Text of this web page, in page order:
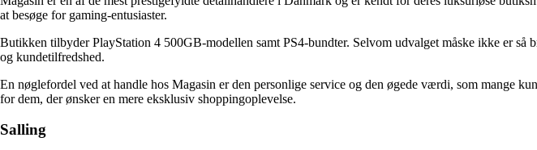
at besøge for gaming-entusiaster.
Butikken tilbyder PlayStation 4 500GB-modellen samt PS4-bundter. Selvom udvalget måske ikke er
og kundetilfredshed.
En nøglefordel ved at handle hos Magasin er den personlige service og den øgede værdi, som mange
for dem, der ønsker en mere eksklusiv shoppingoplevelse.
Salling